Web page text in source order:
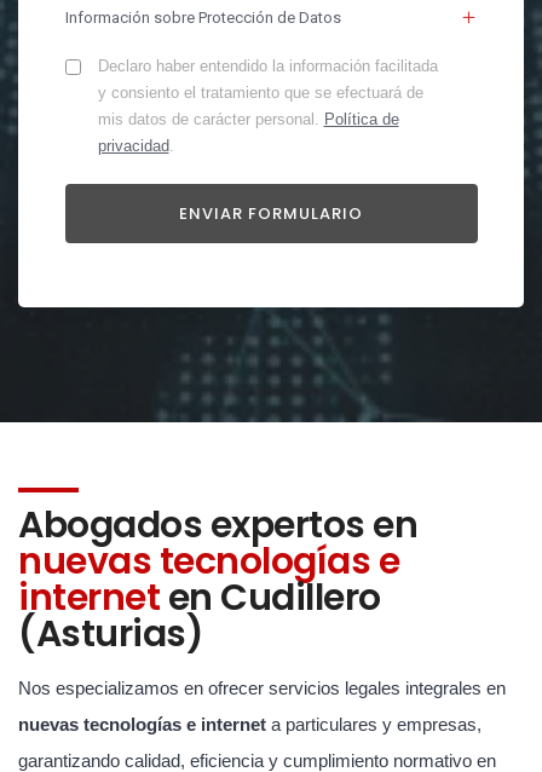
Información sobre Protección de Datos
Declaro haber entendido la información facilitada
y consiento el tratamiento que se efectuará de
mis datos de carácter personal. Política de
privacidad.
Abogados expertos en
nuevas tecnologías e
interneten Cudillero
(Asturias)
Nos especializamos en ofrecer servicios legales integrales en
nuevas tecnologías e internet a particulares y empresas,
garantizando calidad, eficiencia y cumplimiento normativo en